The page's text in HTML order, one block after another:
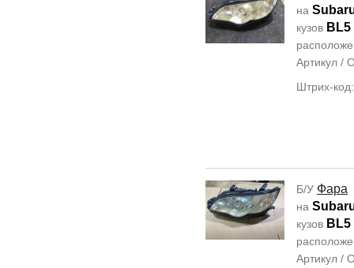
на
кузов BL5
Артикул /
Штрих-
Б/У Фара
на
кузов BL5
Артикул /